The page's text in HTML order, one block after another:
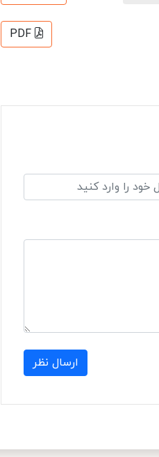
PDF
ارسال نظر